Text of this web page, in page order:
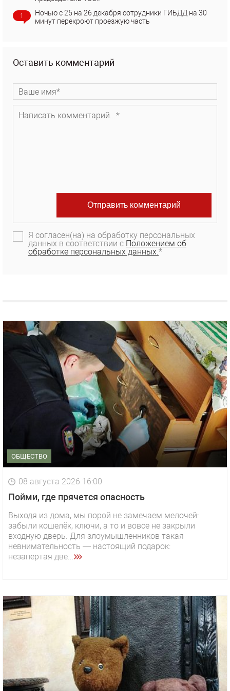
1
Ночью с 25 на 26 декабря сотрудники ГИБДД на 30
минут перекроют проезжую часть
Оставить комментарий
Я согласен(на) на обработку персональных
данных в соответствии с Положением об
обработке персональных данных.*
ОБЩЕСТВО
08 августа 2026 16:00
Пойми, где прячется опасность
Выходя из дома, мы порой не замечаем мелочей:
забыли кошелёк, ключи, а то и вовсе не закрыли
входную дверь. Для злоумышленников такая
невнимательность — настоящий подарок:
незапертая две...